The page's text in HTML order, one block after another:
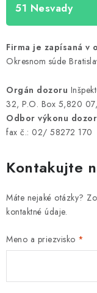
51 Nesvady
Firma je zapísaná v
Okresnom súde
Orgán dozoru
32, P.O. Box 5,820
Odbor výkonu
fax č.: 02/ 58272 170
Kontakujte
Máte nejaké otázky?
kontaktné údaje.
Meno a priezvisko